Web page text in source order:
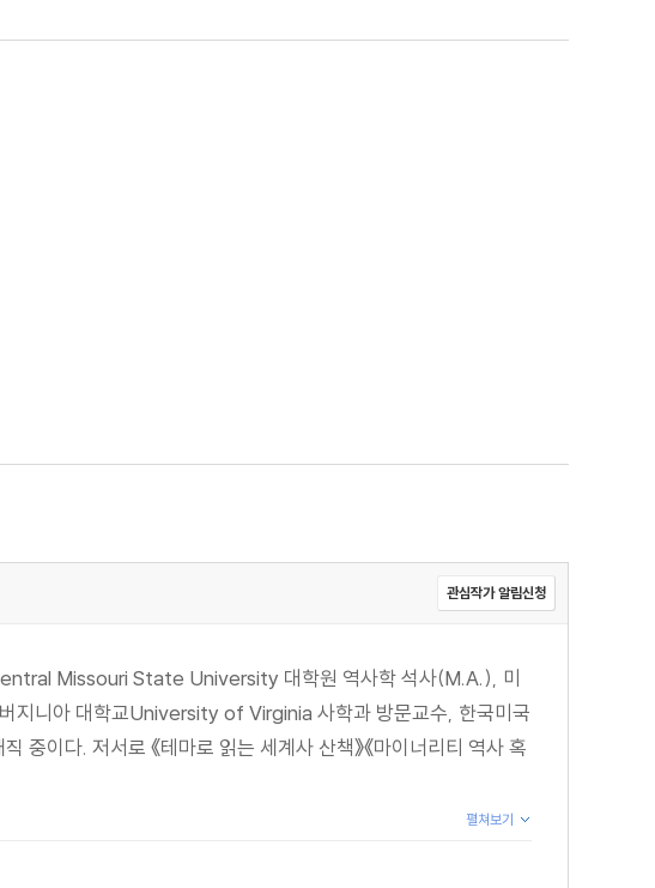
관심작가 알림신청
Missouri State University 대학원 역사학 석사(M.A.), 미
지니아 대학교University of Virginia 사학과 방문교수, 한국미국
이다. 저서로 《테마로 읽는 세계사 산책》《마이너리티 역사 혹
펼쳐보기